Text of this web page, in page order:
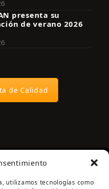
utilizamos tecnologías como
presenta su
de verano 2026
de Calidad